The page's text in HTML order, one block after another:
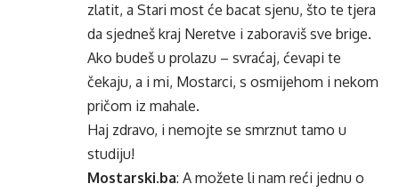
zlatit, a Stari most će bacat sjenu, što te tjera
da sjedneš kraj Neretve i zaboraviš sve brige.
Ako budeš u prolazu – svraćaj, ćevapi te
čekaju, a i mi, Mostarci, s osmijehom i nekom
pričom iz mahale.
Haj zdravo, i nemojte se smrznut tamo u
studiju!
Mostarski.ba: A možete li nam reći jednu o